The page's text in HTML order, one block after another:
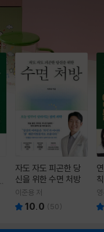
자도 자도 피곤한 당
신을 위한 수면 처방
이준용 저
10.0 (50)
칙